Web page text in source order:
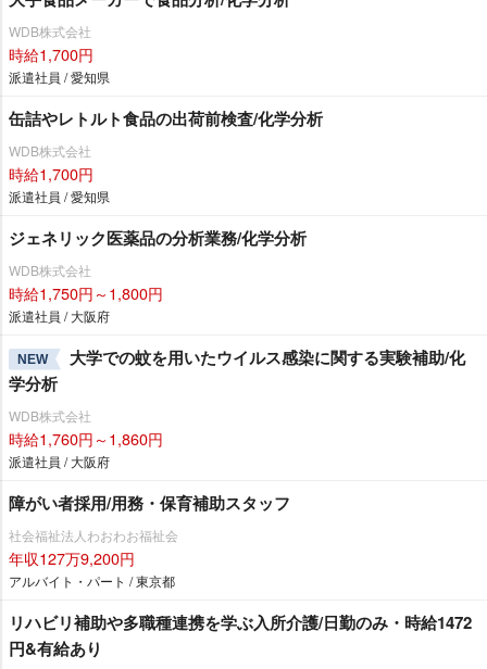
WDB株式会社
時給1,700円
派遣社員 / 愛知県
缶詰やレトルト食品の出荷前検査/化学分析
WDB株式会社
時給1,700円
派遣社員 / 愛知県
ジェネリック医薬品の分析業務/化学分析
WDB株式会社
時給1,750円～1,800円
派遣社員 / 大阪府
NEW
大学での蚊を用いたウイルス感染に関する実験補助/化
学分析
WDB株式会社
時給1,760円～1,860円
派遣社員 / 大阪府
障がい者採用/用務・保育補助スタッフ
社会福祉法人わおわお福祉会
年収127万9,200円
アルバイト・パート / 東京都
リハビリ補助や多職種連携を学ぶ入所介護/日勤のみ・時給1472
円&有給あり